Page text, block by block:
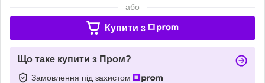
або
Купити з
Що таке купити з Пром?
Замовлення під захистом